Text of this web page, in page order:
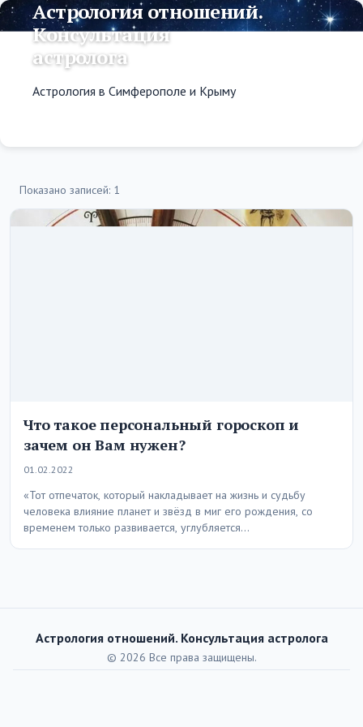
Астрология отношений.
Консультация
астролога
Астрология в Симферополе и Крыму
Показано записей: 1
Что такое персональный гороскоп и
зачем он Вам нужен?
01.02.2022
«Тот отпечаток, который накладывает на жизнь и судьбу
человека влияние планет и звёзд в миг его рождения, со
временем только развивается, углубляется…
Астрология отношений. Консультация астролога
© 2026 Все права защищены.